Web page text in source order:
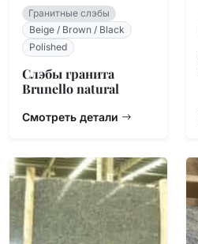
Гранитные слэбы
Beige / Brown / Black
Polished
Слэбы гранита
Brunello natural
Смотреть детали